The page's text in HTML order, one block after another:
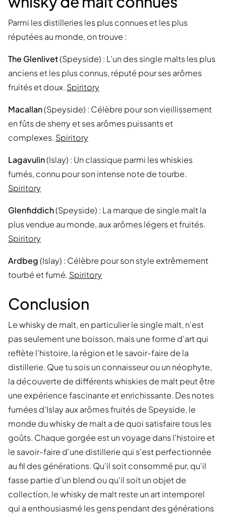
Parmi les distilleries les plus connues et les plus
réputées au monde, on trouve :
The Glenlivet(Speyside) : L'un des single malts les plus
anciens et les plus connus, réputé pour ses arômes
fruités et doux. Spiritory
Macallan(Speyside) : Célèbre pour son vieillissement
en fûts de sherry et ses arômes puissants et
complexes. Spiritory
Lagavulin(Islay) : Un classique parmi les whiskies
fumés, connu pour son intense note de tourbe.
Spiritory
Glenfiddich(Speyside) : La marque de single malt la
plus vendue au monde, aux arômes légers et fruités.
Spiritory
Ardbeg(Islay) : Célèbre pour son style extrêmement
tourbé et fumé. Spiritory
Conclusion
Le whisky de malt, en particulier le single malt, n'est
pas seulement une boisson, mais une forme d'art qui
reflète l'histoire, la région et le savoir-faire de la
distillerie. Que tu sois un connaisseur ou un néophyte,
la découverte de différents whiskies de malt peut être
une expérience fascinante et enrichissante. Des notes
fumées d'Islay aux arômes fruités de Speyside, le
monde du whisky de malt a de quoi satisfaire tous les
goûts. Chaque gorgée est un voyage dans l'histoire et
le savoir-faire d'une distillerie qui s'est perfectionnée
au fil des générations. Qu'il soit consommé pur, qu'il
fasse partie d'un blend ou qu'il soit un objet de
collection, le whisky de malt reste un art intemporel
qui a enthousiasmé les gens pendant des générations